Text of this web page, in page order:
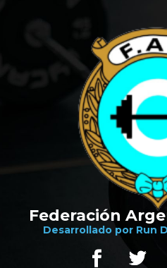
Federación
Desarrollado por Run